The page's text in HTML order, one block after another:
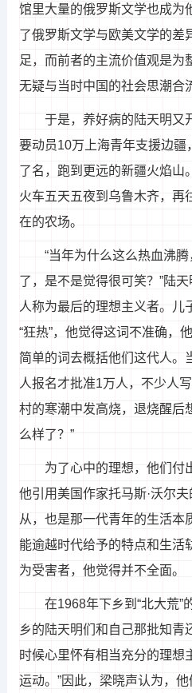
馆里大量的俄罗斯文学也成为
了俄罗斯文学与欧美文学的差
足，而前者的主流价值观是为
无疑与当时中国的社会思潮合
于是，养好病的陆天明又
要动员10万上海青年支援边疆
了名，跑到更远的新疆火焰山
火车五天五夜到乌鲁木齐，再
在的农场。
“当年为什么这么热血沸
了，是不是觉得很可笑？”陆
人称为最后的理想主义者。儿
“狂热”，他觉得这词不准确，
简单的词去概括他们这代人。
人报名才批准1万人，不少人
村的寒潮中发高烧，退烧醒后
么样了？”
为了心中的理想，他们付
他引用美国作家托马斯·沃尔
从，也是那一代青年的生活本
能逾越时代给予的特点和生活
为受害者，他觉得并不全面。
在1968年下乡到“北大荒”
乡的陆天明们和自己那批知青
时候心里怀有相当充分的理想
运动。”因此，梁晓声认为，